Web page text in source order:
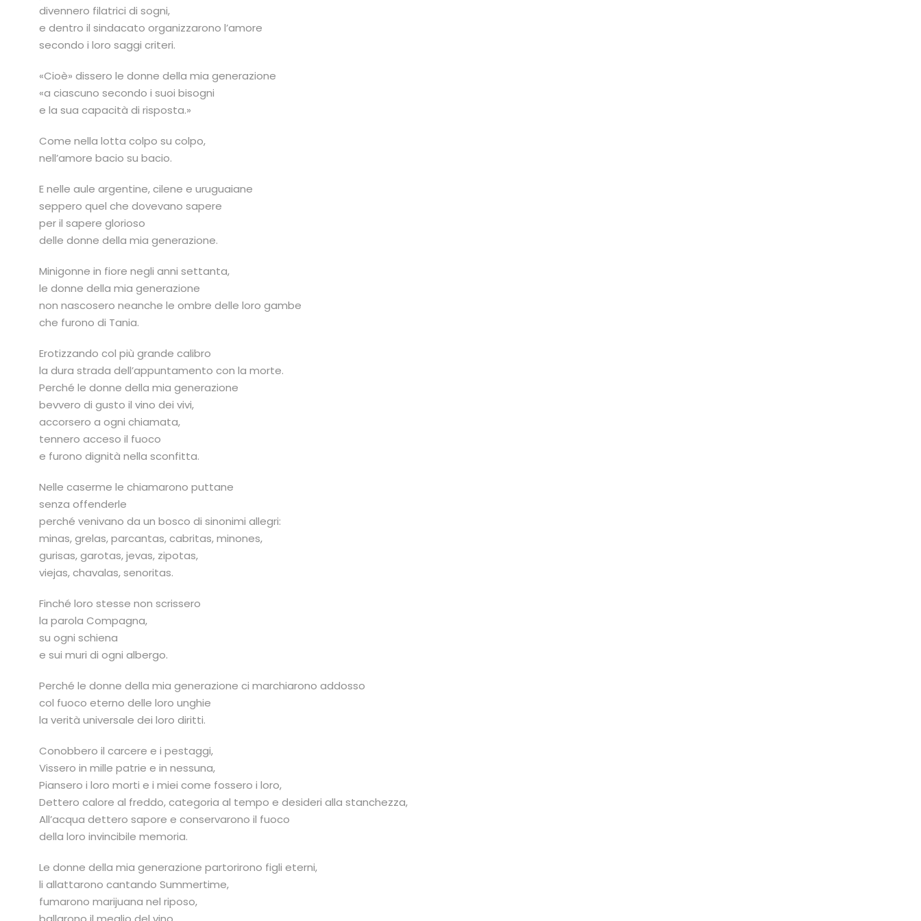
divennero filatrici di sogni,
e dentro il sindacato organizzarono l’amore
secondo i loro saggi criteri.
«Cioè» dissero le donne della mia generazione
«a ciascuno secondo i suoi bisogni
e la sua capacità di risposta.»
Come nella lotta colpo su colpo,
nell’amore bacio su bacio.
E nelle aule argentine, cilene e uruguaiane
seppero quel che dovevano sapere
per il sapere glorioso
delle donne della mia generazione.
Minigonne in fiore negli anni settanta,
le donne della mia generazione
non nascosero neanche le ombre delle loro gambe
che furono di Tania.
Erotizzando col più grande calibro
la dura strada dell’appuntamento con la morte.
Perché le donne della mia generazione
bevvero di gusto il vino dei vivi,
accorsero a ogni chiamata,
tennero acceso il fuoco
e furono dignità nella sconfitta.
Nelle caserme le chiamarono puttane
senza offenderle
perché venivano da un bosco di sinonimi allegri:
minas, grelas, parcantas, cabritas, minones,
gurisas, garotas, jevas, zipotas,
viejas, chavalas, senoritas.
Finché loro stesse non scrissero
la parola Compagna,
su ogni schiena
e sui muri di ogni albergo.
Perché le donne della mia generazione ci marchiarono addosso
col fuoco eterno delle loro unghie
la verità universale dei loro diritti.
Conobbero il carcere e i pestaggi,
Vissero in mille patrie e in nessuna,
Piansero i loro morti e i miei come fossero i loro,
Dettero calore al freddo, categoria al tempo e desideri alla stanchezza,
All’acqua dettero sapore e conservarono il fuoco
della loro invincibile memoria.
Le donne della mia generazione partorirono figli eterni,
li allattarono cantando Summertime,
fumarono marijuana nel riposo,